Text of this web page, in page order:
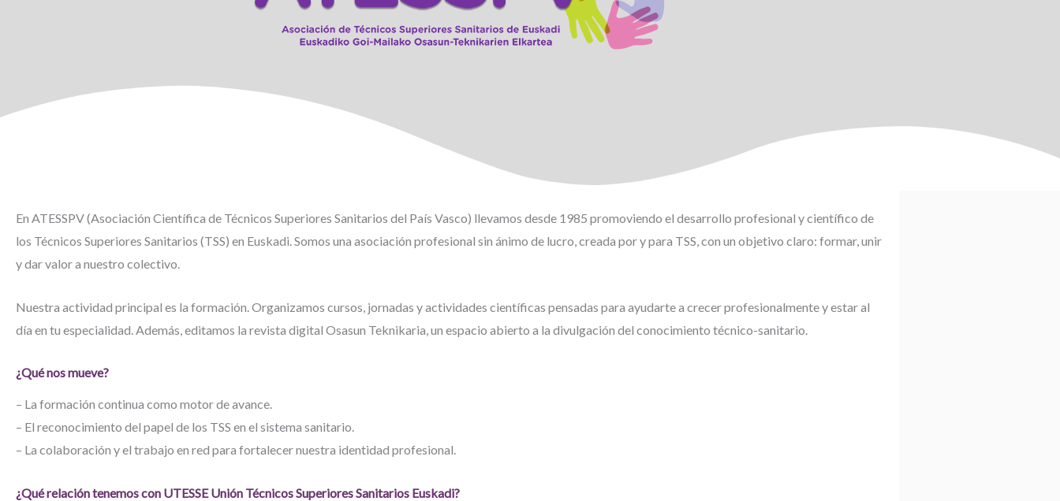
En ATESSPV (Asociación Científica de Técnicos Superiores Sanitarios del País Vasco) llevamos desde 1985 promoviendo el desarrollo profesional y científico de
los Técnicos Superiores Sanitarios (TSS) en Euskadi. Somos una asociación profesional sin ánimo de lucro, creada por y para TSS, con un objetivo claro: formar, unir
y dar valor a nuestro colectivo.
Nuestra actividad principal es la formación. Organizamos cursos, jornadas y actividades científicas pensadas para ayudarte a crecer profesionalmente y estar al
día en tu especialidad. Además, editamos la revista digital Osasun Teknikaria, un espacio abierto a la divulgación del conocimiento técnico-sanitario.
¿Qué nos mueve?
– La formación continua como motor de avance.
– El reconocimiento del papel de los TSS en el sistema sanitario.
– La colaboración y el trabajo en red para fortalecer nuestra identidad profesional.
¿Qué relación tenemos con UTESSE Unión Técnicos Superiores Sanitarios Euskadi?